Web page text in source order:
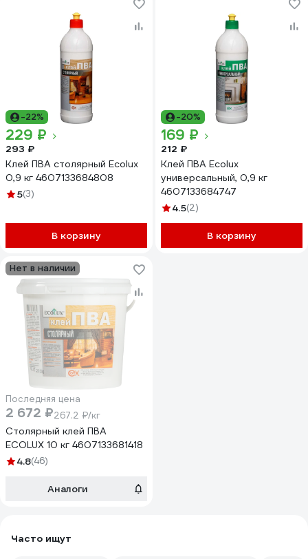
-22%
229 ₽
293 ₽
Клей ПВА столярный Ecolux
0,9 кг 4607133684808
5(3)
В корзину
-20%
169 ₽
212 ₽
Клей ПВА Ecolux
универсальный, 0,9 кг
4607133684747
4.5(2)
В корзину
Нет в наличии
Последняя цена
2 672 ₽267.2 ₽/кг
Столярный клей ПВА
ECOLUX 10 кг 4607133681418
4.8(46)
Аналоги
Часто ищут